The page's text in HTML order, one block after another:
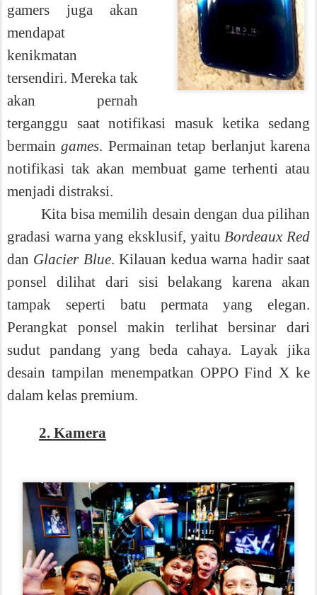
gamers juga akan
mendapat
kenikmatan
tersendiri. Mereka tak
akan pernah
terganggu saat notifikasi masuk ketika sedang
bermaingames. Permainan tetap berlanjut karena
notifikasi tak akan membuat game terhenti atau
menjadi distraksi.
Kita bisa memilih desain dengan dua pilihan
gradasi warna yang eksklusif, yaitu Bordeaux Red
dan Glacier Blue. Kilauan kedua warna hadir saat
ponsel dilihat dari sisi belakang karena akan
tampak seperti batu permata yang elegan.
Perangkat ponsel makin terlihat bersinar dari
sudut pandang yang beda cahaya. Layak jika
desain tampilan menempatkan OPPO Find X ke
dalam kelas premium.
2. Kamera